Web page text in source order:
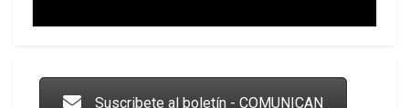
Suscribete al boletín - COMUNICAN